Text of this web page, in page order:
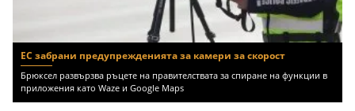
ЕС забрани предупрежденията за камери за скорост
Брюксел развързва ръцете на правителствата за спиране на функции в
приложения като Waze и Google Maps